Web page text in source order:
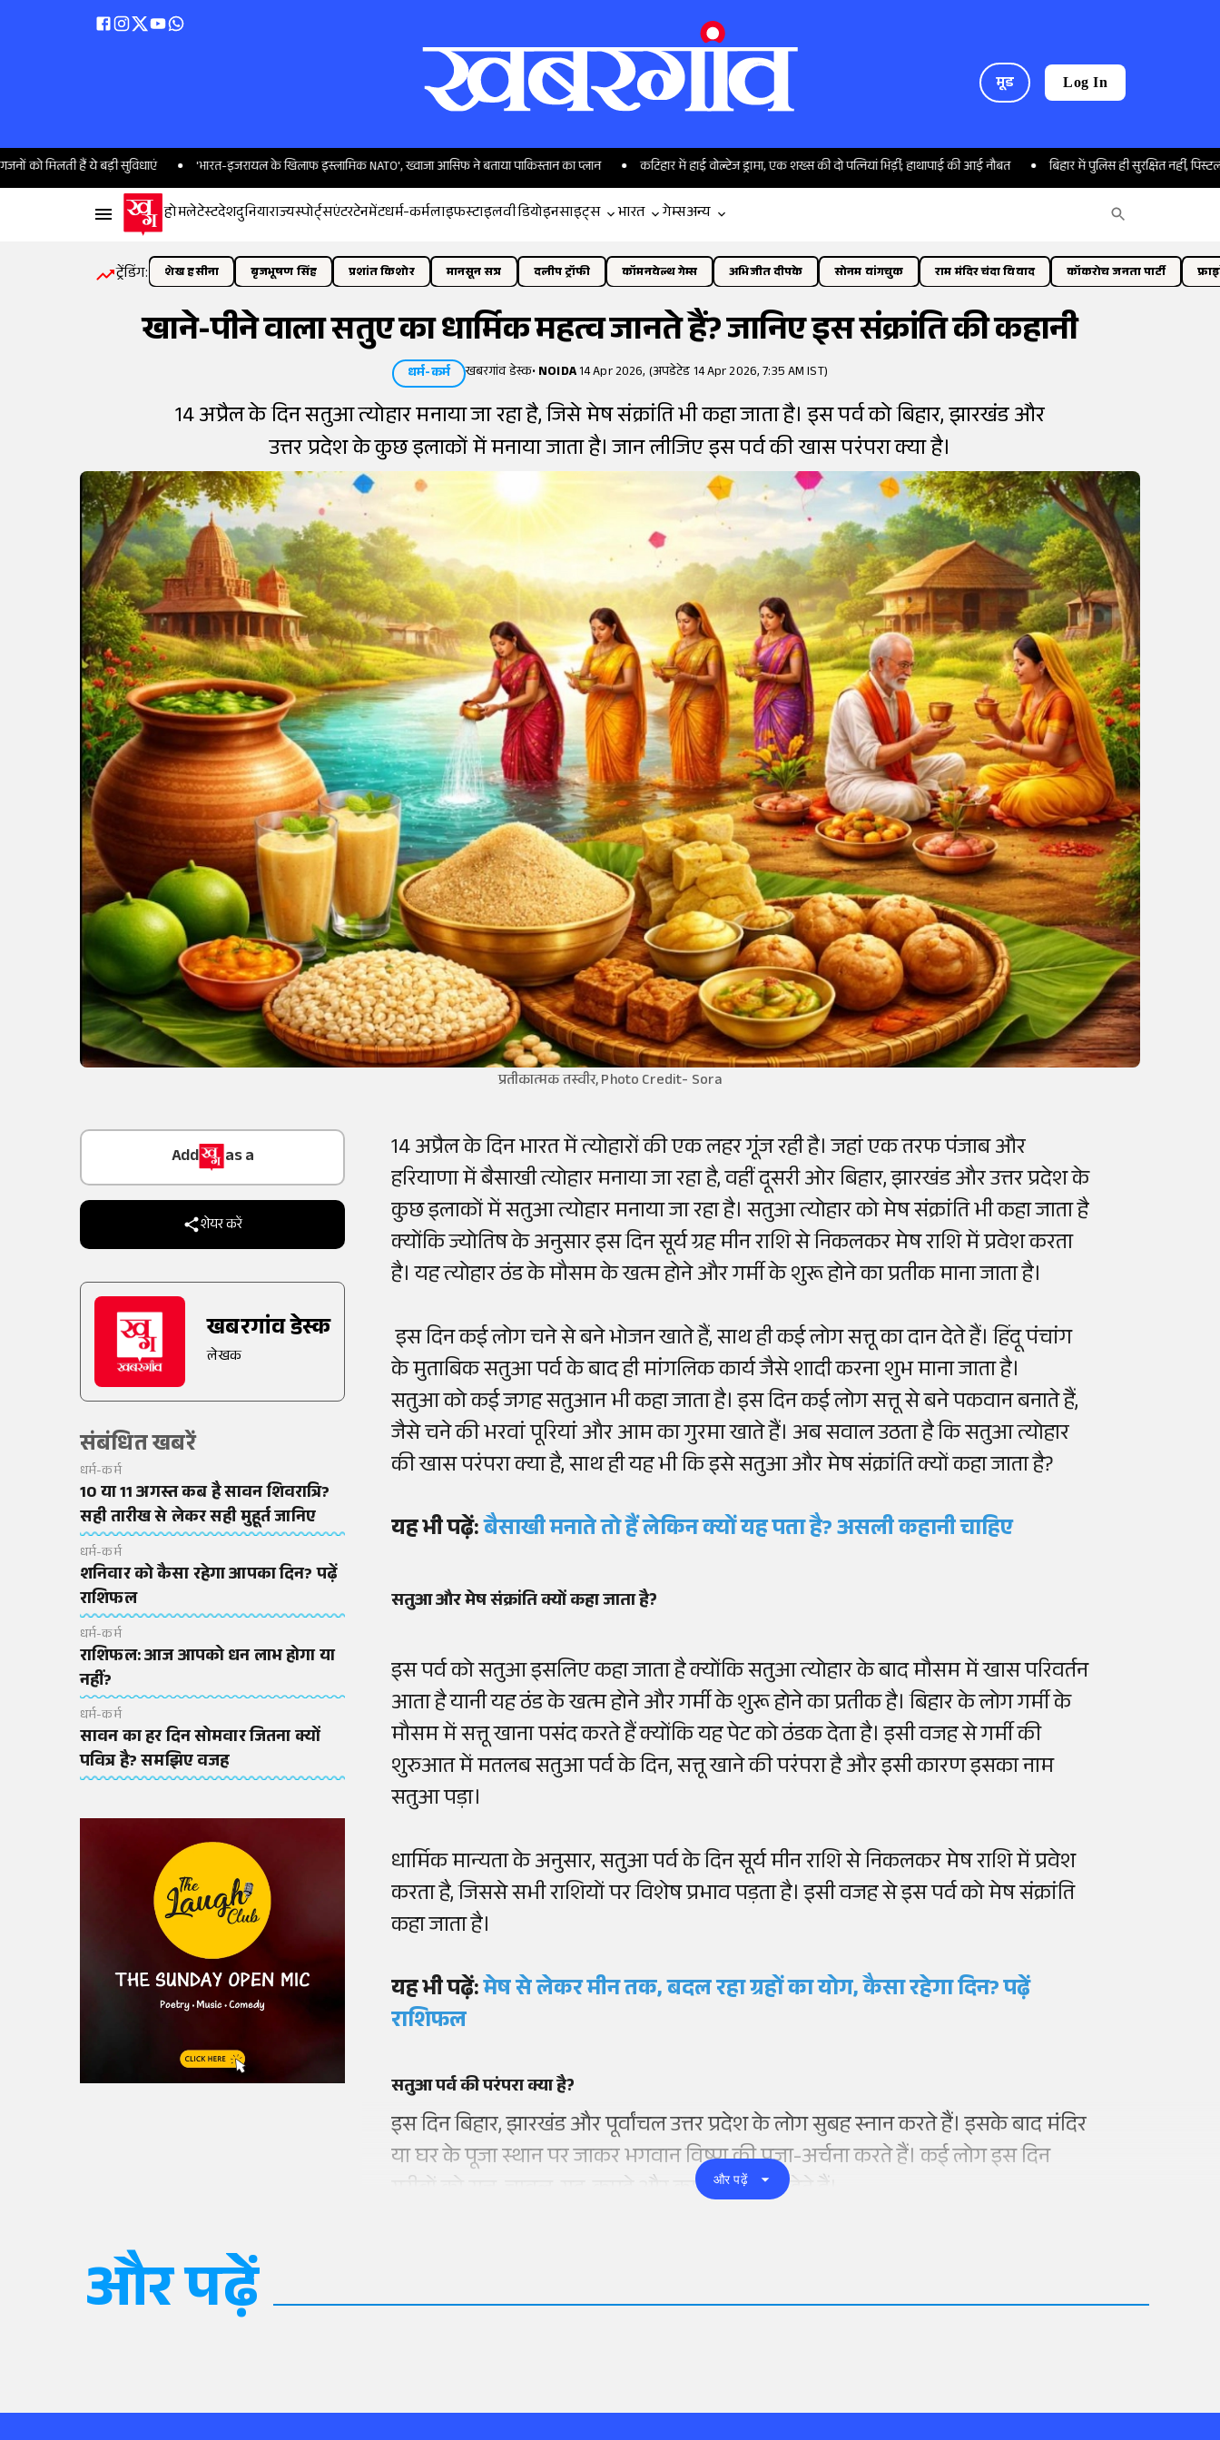
मूड Log In
हैं ये बड़ी सुविधाएं 'भारत-इजरायल के खिलाफ इस्लामिक NATO', ख्वाजा आसिफ ने बताया पाकिस्तान का प्लान कटिहार में हाई वोल्टेज ड्रामा, एक शख्स की दो पत्नियां भिड़ीं; हाथापाई की आई नौबत बिहार में पुलिस ही सुरक्षित नहीं, पिस्टल
होमलेटेस्टदेशदुनियाराज्यस्पोर्ट्सएंटरटेनमेंटधर्म-कर्मलाइफस्टाइलवीडियोइनसाइट्स भारत गेम्सअन्य
ट्रेंडिंग: शेख हसीना बृजभूषण सिंह प्रशांत किशोर मानसून सत्र दलीप ट्रॉफी कॉमनवेल्थ गेम्स अभिजीत दीपके सोनम वांगचुक राम मंदिर चंदा विवाद कॉकरोच जनता पार्टी
खाने-पीने वाला सतुए का धार्मिक महत्व जानते हैं? जानिए इस संक्रांति की कहानी
धर्म-कर्म खबरगांव डेस्क•NOIDA14 Apr 2026, (अपडेटेड 14 Apr 2026, 7:35 AM IST)
14 अप्रैल के दिन सतुआ त्योहार मनाया जा रहा है, जिसे मेष संक्रांति भी कहा जाता है। इस पर्व को बिहार, झारखंड और
उत्तर प्रदेश के कुछ इलाकों में मनाया जाता है। जान लीजिए इस पर्व की खास परंपरा क्या है।
प्रतीकात्मक तस्वीर, Photo Credit- Sora
Trusted Source on
शेयर करें
खबरगांव डेस्क
लेखक
संबंधित खबरें
धर्म-कर्म
10 या 11 अगस्त कब है सावन शिवरात्रि?
सही तारीख से लेकर सही मुहूर्त जानिए
धर्म-कर्म
शनिवार को कैसा रहेगा आपका दिन? पढ़ें
राशिफल
धर्म-कर्म
राशिफल: आज आपको धन लाभ होगा या
नहीं?
धर्म-कर्म
सावन का हर दिन सोमवार जितना क्यों
पवित्र है? समझिए वजह
14 अप्रैल के दिन भारत में त्योहारों की एक लहर गूंज रही है। जहां एक तरफ पंजाब और
हरियाणा में बैसाखी त्योहार मनाया जा रहा है, वहीं दूसरी ओर बिहार, झारखंड और उत्तर प्रदेश के
कुछ इलाकों में सतुआ त्योहार मनाया जा रहा है। सतुआ त्योहार को मेष संक्रांति भी कहा जाता है
क्योंकि ज्योतिष के अनुसार इस दिन सूर्य ग्रह मीन राशि से निकलकर मेष राशि में प्रवेश करता
है। यह त्योहार ठंड के मौसम के खत्म होने और गर्मी के शुरू होने का प्रतीक माना जाता है।
इस दिन कई लोग चने से बने भोजन खाते हैं, साथ ही कई लोग सत्तू का दान देते हैं। हिंदू पंचांग
के मुताबिक सतुआ पर्व के बाद ही मांगलिक कार्य जैसे शादी करना शुभ माना जाता है।
सतुआ को कई जगह सतुआन भी कहा जाता है। इस दिन कई लोग सत्तू से बने पकवान बनाते हैं,
जैसे चने की भरवां पूरियां और आम का गुरमा खाते हैं। अब सवाल उठता है कि सतुआ त्योहार
की खास परंपरा क्या है, साथ ही यह भी कि इसे सतुआ और मेष संक्रांति क्यों कहा जाता है?
यह भी पढ़ें:बैसाखी मनाते तो हैं लेकिन क्यों यह पता है? असली कहानी चाहिए
सतुआ और मेष संक्रांति क्यों कहा जाता है?
इस पर्व को सतुआ इसलिए कहा जाता है क्योंकि सतुआ त्योहार के बाद मौसम में खास परिवर्तन
आता है यानी यह ठंड के खत्म होने और गर्मी के शुरू होने का प्रतीक है। बिहार के लोग गर्मी के
मौसम में सत्तू खाना पसंद करते हैं क्योंकि यह पेट को ठंडक देता है। इसी वजह से गर्मी की
शुरुआत में मतलब सतुआ पर्व के दिन, सत्तू खाने की परंपरा है और इसी कारण इसका नाम
सतुआ पड़ा।
धार्मिक मान्यता के अनुसार, सतुआ पर्व के दिन सूर्य मीन राशि से निकलकर मेष राशि में प्रवेश
करता है, जिससे सभी राशियों पर विशेष प्रभाव पड़ता है। इसी वजह से इस पर्व को मेष संक्रांति
कहा जाता है।
यह भी पढ़ें:मेष से लेकर मीन तक, बदल रहा ग्रहों का योग, कैसा रहेगा दिन? पढ़ें
राशिफल
सतुआ पर्व की परंपरा क्या है?
इस दिन बिहार, झारखंड और पूर्वांचल उत्तर प्रदेश के लोग सुबह स्नान करते हैं। इसके बाद मंदिर
या घर के पूजा स्थान पर जाकर भगवान विष्णु की पूजा-अर्चना करते हैं। कई लोग इस दिन
गरीबों को सत्तू, चावल, गुड़, कपड़े और कुछ रुपये दान देते हैं।
और पढ़ें
और पढ़ें